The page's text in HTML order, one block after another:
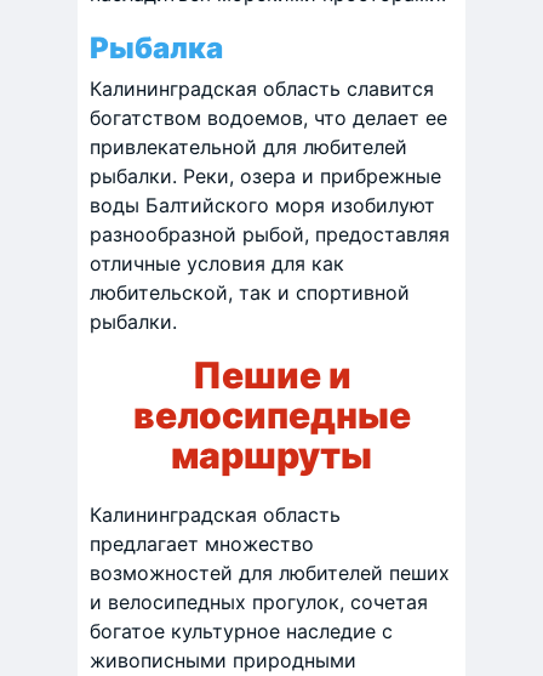
Рыбалка
Калининградская область славится
богатством водоемов, что делает ее
привлекательной для любителей
рыбалки. Реки, озера и прибрежные
воды Балтийского моря изобилуют
разнообразной рыбой, предоставляя
отличные условия для как
любительской, так и спортивной
рыбалки. ​
Пешие и
велосипедные
маршруты
​Калининградская область
предлагает множество
возможностей для любителей пеших
и велосипедных прогулок, сочетая
богатое культурное наследие с
живописными природными